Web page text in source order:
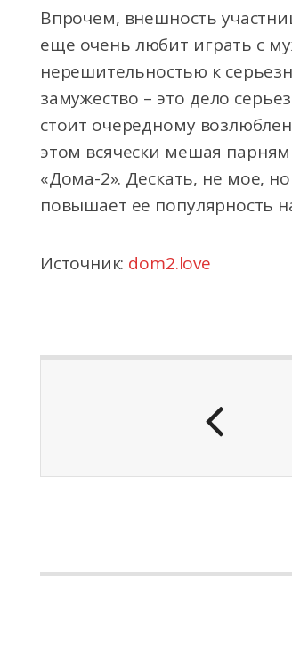
Впрочем, внешность
еще очень любит играть с
нерешительностью к
замужество – это дело
стоит очередному
этом всячески мешая
«Дома-2». Дескать, не мое,
повышает ее популярность
Источник: dom2.love